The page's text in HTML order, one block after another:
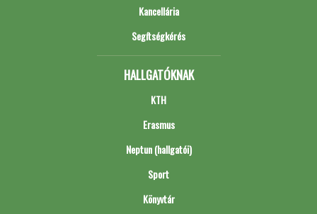
Kancellária
Segítségkérés
HALLGATÓKNAK
KTH
Erasmus
Neptun (hallgatói)
Sport
Könyvtár